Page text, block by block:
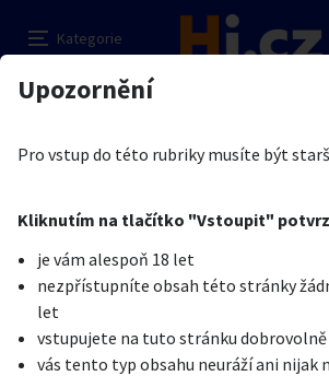
Kategorie
Auto-moto
Reality a bydlení
Zvířata
Stroje a nářadí PC a elektro
Sběratelství
Erotika
Je nám líto, ale tenhle inzerát již
Spanking - výchovné lekce
Prodávající
Pošlete uživateli zprávu
Nahlásit inzerát
Upozornění
Pro vstup do této rubriky musíte být
Kliknutím na tlačítko "Vstoupit"
je vám alespoň 18 let
nezpřístupníte obsah této stránky
let
vstupujete na tuto stránku dobrovolně
vás tento typ obsahu neuráží ani nijak